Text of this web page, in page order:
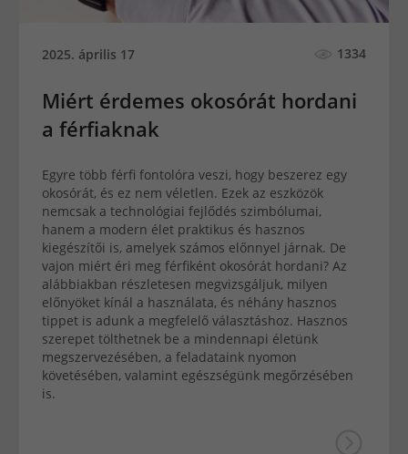
2025. április 17 1334
Miért érdemes okosórát hordani
a férfiaknak
Egyre több férfi fontolóra veszi, hogy beszerez egy
okosórát, és ez nem véletlen. Ezek az eszközök
nemcsak a technológiai fejlődés szimbólumai,
hanem a modern élet praktikus és hasznos
kiegészítői is, amelyek számos előnnyel járnak. De
vajon miért éri meg férfiként okosórát hordani? Az
alábbiakban részletesen megvizsgáljuk, milyen
előnyöket kínál a használata, és néhány hasznos
tippet is adunk a megfelelő választáshoz. Hasznos
szerepet tölthetnek be a mindennapi életünk
megszervezésében, a feladataink nyomon
követésében, valamint egészségünk megőrzésében
is.